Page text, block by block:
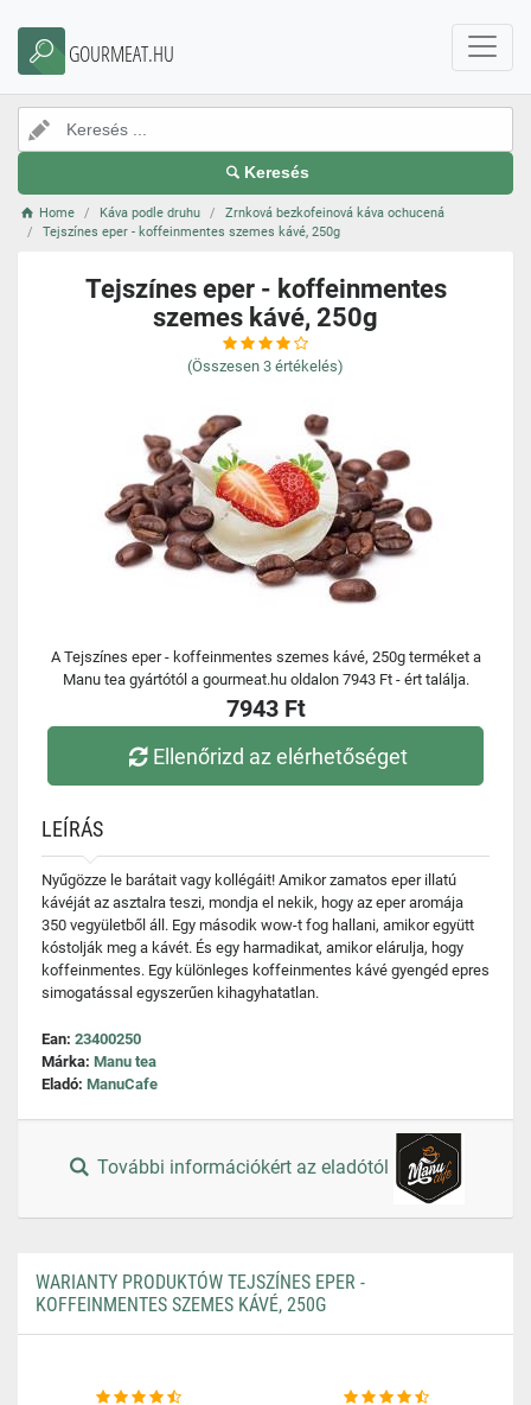
GOURMEAT.HU
Keresés
Home Káva podle druhu
Zrnková bezkofeinová káva ochucená
Tejszínes eper - koffeinmentes szemes kávé, 250g
Tejszínes eper - koffeinmentes
szemes kávé, 250g
(Összesen 3 értékelés)
A Tejszínes eper - koffeinmentes szemes kávé, 250g terméket a
Manu tea gyártótól a gourmeat.hu oldalon 7943 Ft - ért találja.
7943 Ft
Ellenőrizd az elérhetőséget
LEÍRÁS
Nyűgözze le barátait vagy kollégáit! Amikor zamatos eper illatú
kávéját az asztalra teszi, mondja el nekik, hogy az eper aromája
350 vegyületből áll. Egy második wow-t fog hallani, amikor együtt
kóstolják meg a kávét. És egy harmadikat, amikor elárulja, hogy
koffeinmentes. Egy különleges koffeinmentes kávé gyengéd epres
simogatással egyszerűen kihagyhatatlan.
Ean: 23400250
Márka: Manu tea
Eladó: ManuCafe
További információkért az eladótól
WARIANTY PRODUKTÓW TEJSZÍNES EPER -
KOFFEINMENTES SZEMES KÁVÉ, 250G